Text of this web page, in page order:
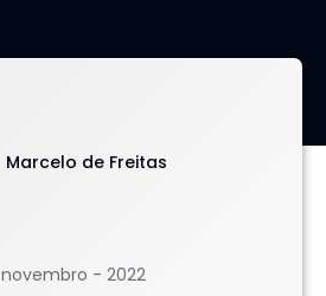
Marcelo de Freitas
novembro - 2022